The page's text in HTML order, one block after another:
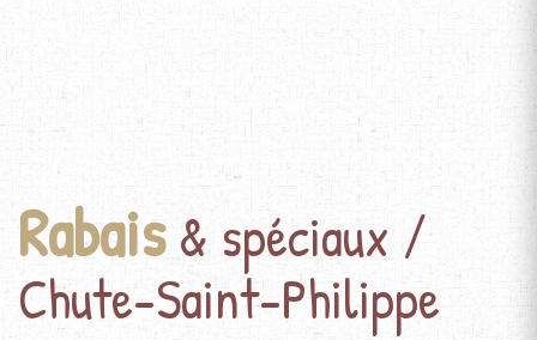
Rabais& spéciaux /
Chute-Saint-Philippe